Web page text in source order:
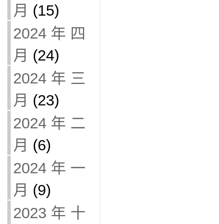
月 (15)
2024 年 四
月 (24)
2024 年 三
月 (23)
2024 年 二
月 (6)
2024 年 一
月 (9)
2023 年 十